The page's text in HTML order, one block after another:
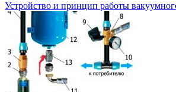
Устройство и принцип работы